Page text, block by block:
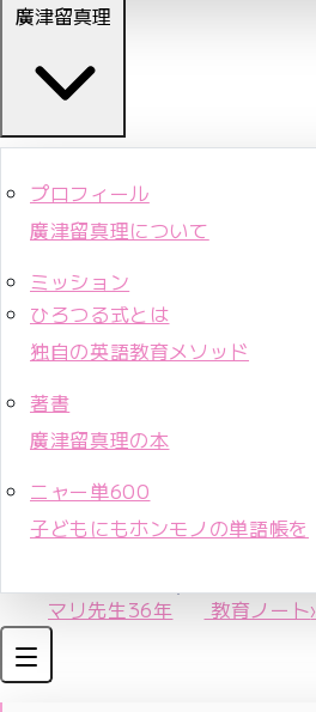
廣津留真理
プロフィール
廣津留真理について
ミッション
ひろつる式とは
独自の英語教育メソッド
著書
廣津留真理の本
ニャー単600
子どもにもホンモノの単語帳を
マリ先生36年 教育ノート›